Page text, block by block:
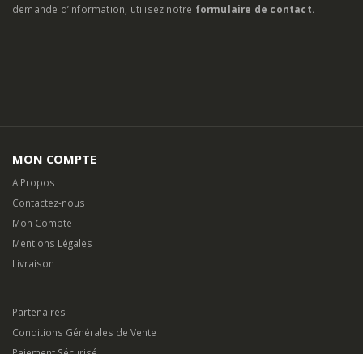
demande d’information, utilisez notre formulaire de contact.
MON COMPTE
A Propos
Contactez-nous
Mon Compte
Mentions Légales
Livraison
Partenaires
Conditions Générales de Vente